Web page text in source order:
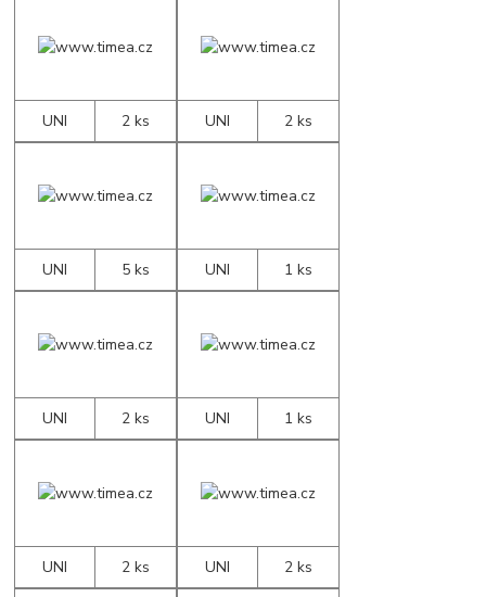
UNI 2 ks UNI 2 ks
UNI 5 ks UNI 1 ks
UNI 2 ks UNI 1 ks
UNI 2 ks UNI 2 ks